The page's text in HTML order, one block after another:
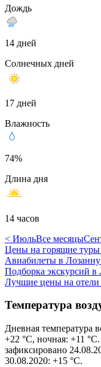
Дождь
14 дней
Солнечных дней
17 дней
Влажность
74%
Длина дня
14 часов
< ИюльВсе месяцы
Цены на горящие
Авиабилеты в
Подборка экскурсий в
Лучшие цены на отели
Температура
Дневная температура
+22 °C, ночная: +11
зафиксировано
30.08.2020: +15 °C.